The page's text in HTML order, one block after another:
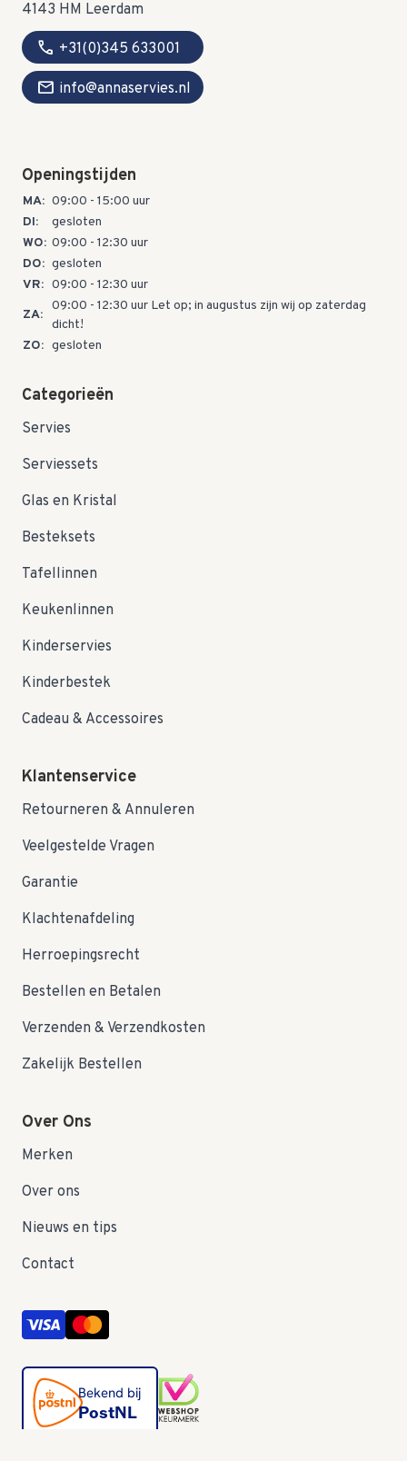
4143 HM Leerdam
call +31(0)345 633001
mail info@annaservies.nl
Openingstijden
MA: 09:00 - 15:00 uur
DI:
gesloten
WO: 09:00 - 12:30 uur
DO: gesloten
VR: 09:00 - 12:30 uur
ZA:
09:00 - 12:30 uur Let op; in augustus zijn wij op zaterdag
dicht!
ZO: gesloten
Categorieën
Servies
Serviessets
Glas en Kristal
Besteksets
Tafellinnen
Keukenlinnen
Kinderservies
Kinderbestek
Cadeau & Accessoires
Klantenservice
Retourneren & Annuleren
Veelgestelde Vragen
Garantie
Klachtenafdeling
Herroepingsrecht
Bestellen en Betalen
Verzenden & Verzendkosten
Zakelijk Bestellen
Over Ons
Merken
Over ons
Nieuws en tips
Contact